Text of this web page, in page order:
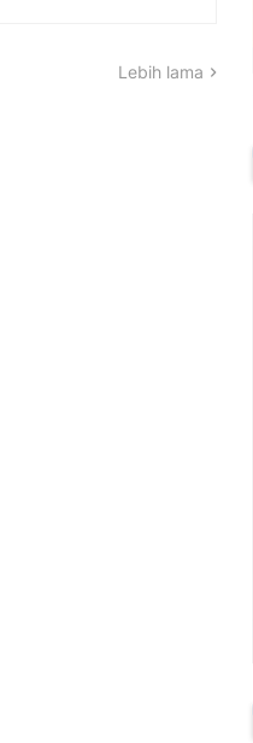
Lebih lama